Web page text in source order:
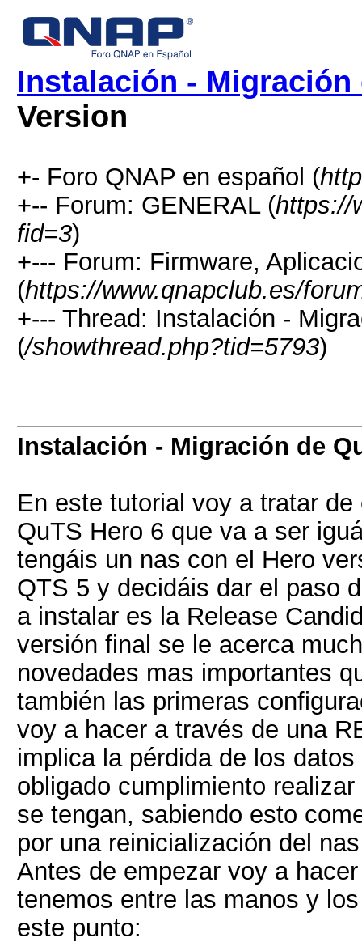
Instalación - Migración
Version
+- Foro QNAP en español (
+-- Forum: GENERAL (https://
fid=3)
+--- Forum: Firmware,
(https://www.qnapclub.es/
+--- Thread: Instalación -
(/showthread.php?tid=5793)
Instalación - Migración de
En este tutorial voy a tratar
QuTS Hero 6 que va a ser
tengáis un nas con el Hero
QTS 5 y decidáis dar el paso
a instalar es la Release
versión final se le acerca
novedades mas importantes
también las primeras
voy a hacer a través de una
implica la pérdida de los
obligado cumplimiento
se tengan, sabiendo esto
por una reinicialización del
Antes de empezar voy a
tenemos entre las manos y
este punto: